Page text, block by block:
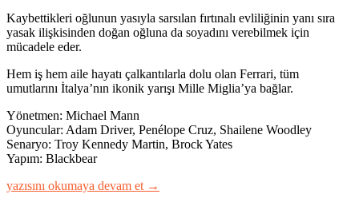
Kaybettikleri oğlunun yasıyla sarsılan fırtınalı evliliğinin yanı sıra
yasak ilişkisinden doğan oğluna da soyadını verebilmek için
mücadele eder.
Hem iş hem aile hayatı çalkantılarla dolu olan Ferrari, tüm
umutlarını İtalya’nın ikonik yarışı Mille Miglia’ya bağlar.
Yönetmen: Michael Mann
Oyuncular: Adam Driver, Penélope Cruz, Shailene Woodley
Senaryo: Troy Kennedy Martin, Brock Yates
Yapım: Blackbear
“FERRARI”
yazısını okumaya devam et →